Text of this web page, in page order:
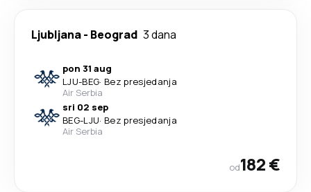
Ljubljana- Beograd 3 dana
pon 31 aug
LJU-BEG· Bez presjedanja
Air Serbia
sri 02 sep
BEG-LJU· Bez presjedanja
Air Serbia
od182 €